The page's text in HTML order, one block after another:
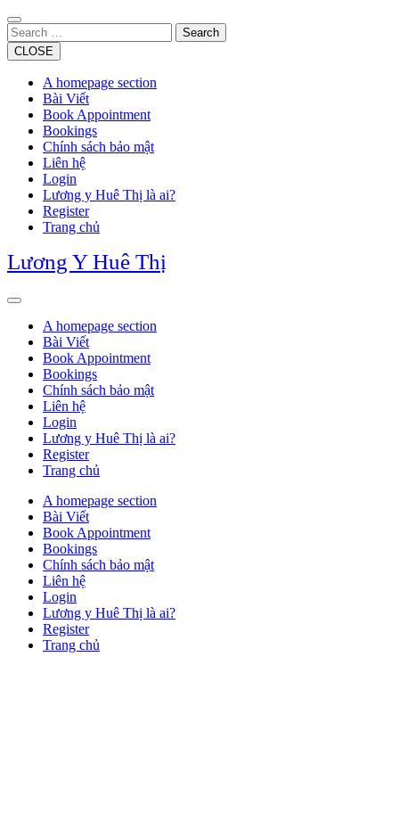
Skip
to
content
Search
CLOSE
A homepage section
Bài Viết
Book Appointment
Bookings
Chính sách bảo mật
Liên hệ
Login
Lương y Huê Thị là ai?
Register
Trang chủ
Lương Y Huê Thị
Open
ButtonA homepage section
Bài Viết
Book Appointment
Bookings
Chính sách bảo mật
Liên hệ
Login
Lương y Huê Thị là ai?
Register
Trang chủ
Close
Button
A homepage section
Bài Viết
Book Appointment
Bookings
Chính sách bảo mật
Liên hệ
Login
Lương y Huê Thị là ai?
Register
Trang chủ